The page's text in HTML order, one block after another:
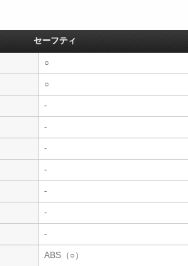
セーフティ
○
○
-
-
-
-
-
-
-
ABS（○）